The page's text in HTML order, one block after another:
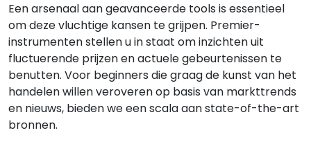
Een arsenaal aan geavanceerde tools is essentieel
om deze vluchtige kansen te grijpen. Premier-
instrumenten stellen u in staat om inzichten uit
fluctuerende prijzen en actuele gebeurtenissen te
benutten. Voor beginners die graag de kunst van het
handelen willen veroveren op basis van markttrends
en nieuws, bieden we een scala aan state-of-the-art
bronnen.